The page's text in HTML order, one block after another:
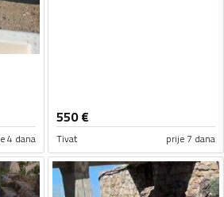
4 dana
550€
Tivat prije 7 dana